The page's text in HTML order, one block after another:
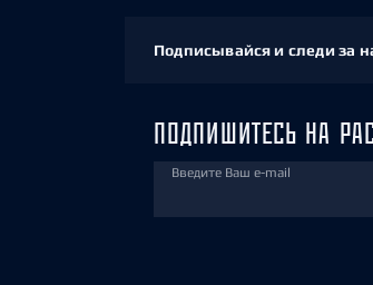
Подписывайся и следи за
ПОДПИШИТЕСЬ НА
Введите Ваш e-mail